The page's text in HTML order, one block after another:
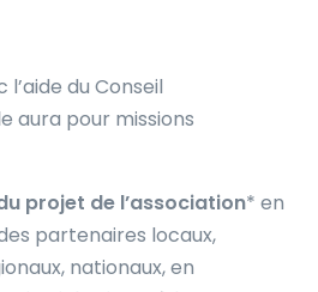
du Conseil
aura pour missions
projet de l’association* en
partenaires locaux,
nationaux, en